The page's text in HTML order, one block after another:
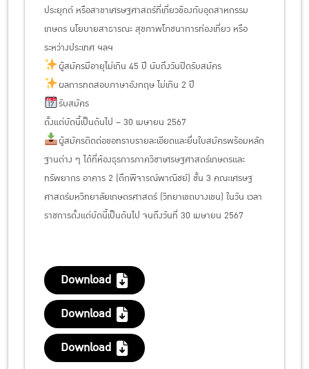
ประยุกต์ หรือสาขาเศรษฐศาสตร์ที่เกี่ยวข้องกับอุตสาหกรรม
เกษตร นโยบายสาธารณะ สุขภาพโภชนาการท่องเที่ยว หรือ
ระหว่างประเทศ ฯลฯ
ผู้สมัครมีอายุไม่เกิน 45 ปี นับถึงวันปิดรับสมัคร
ผลการทดสอบภาษาอังกฤษ ไม่เกิน 2 ปี
รับสมัคร
ตั้งแต่บัดนี้เป็นต้นไป – 30 เมษายน 2567
ผู้สมัครติดต่อขอทราบรายละเอียดและยื่นใบสมัครพร้อมหลัก
ฐานต่าง ๆ ได้ที่ห้องธุรการภาควิชาเศรษฐศาสตร์เกษตรและ
ทรัพยากร อาคาร 2 (ตึกพิจารณ์พาณิชย์) ชั้น 3 คณะเศรษฐ
ศาสตร์มหวิทยาลัยเกษตรศาสตร์ (วิทยาเขตบางเขน) ในวัน เวลา
ราชการตั้งแต่บัดนี้เป็นต้นไป จนถึงวันที่ 30 เมษายน 2567
Download
Download
Download